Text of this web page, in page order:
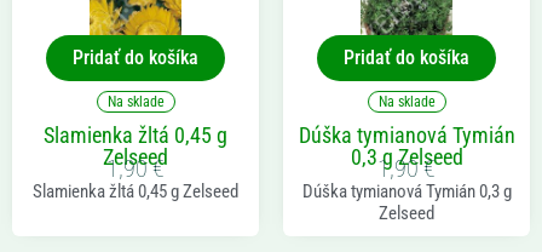
Pridať do košíka
Na sklade
Slamienka žltá 0,45 g
Zelseed
1,90€
Slamienka žltá 0,45 g Zelseed
Pridať do košíka
Na sklade
Dúška tymianová Tymián
0,3 g Zelseed
1,90€
Dúška tymianová Tymián 0,3 g
Zelseed